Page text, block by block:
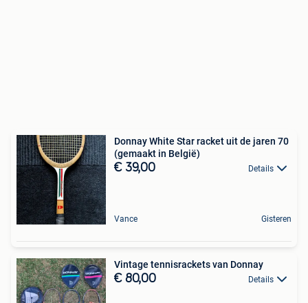
Donnay White Star racket uit de jaren 70
(gemaakt in België)
€ 39,00 Details
Vance Gisteren
Vintage tennisrackets van Donnay
€ 80,00 Details